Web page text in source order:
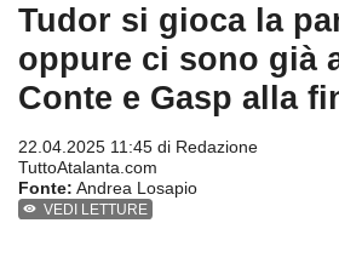
Tudor si gioca la
oppure ci sono già
Conte e Gasp alla
22.04.2025 11:45 di Redazione
TuttoAtalanta.com
Fonte: Andrea Losapio
VEDI LETTURE